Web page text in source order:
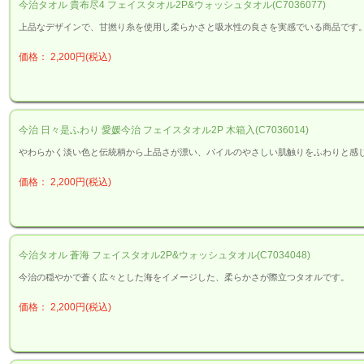
今治タオル 貴布尽4 フェイスタオル2P&ウォッシュタオル(C7036077)
上品なデザインで、甘撚り糸を使用し柔らかさと吸水性の良さを実感でいる商品です。
価格： 2,200円(税込)
今治 日々是ふわり 愛媛今治 フェイスタオル2P 木箱入(C7036014)
やわらかく淡い色と伝統柄から上品さが漂い、パイルのやさしい肌触りをふわりと感
価格： 2,200円(税込)
今治タオル 蒼海 フェイスタオル2P&ウォッシュタオル(C7034048)
今治の穏やかで蒼く広々とした海をイメージした、柔らかさが際立つタオルです。
価格： 2,200円(税込)